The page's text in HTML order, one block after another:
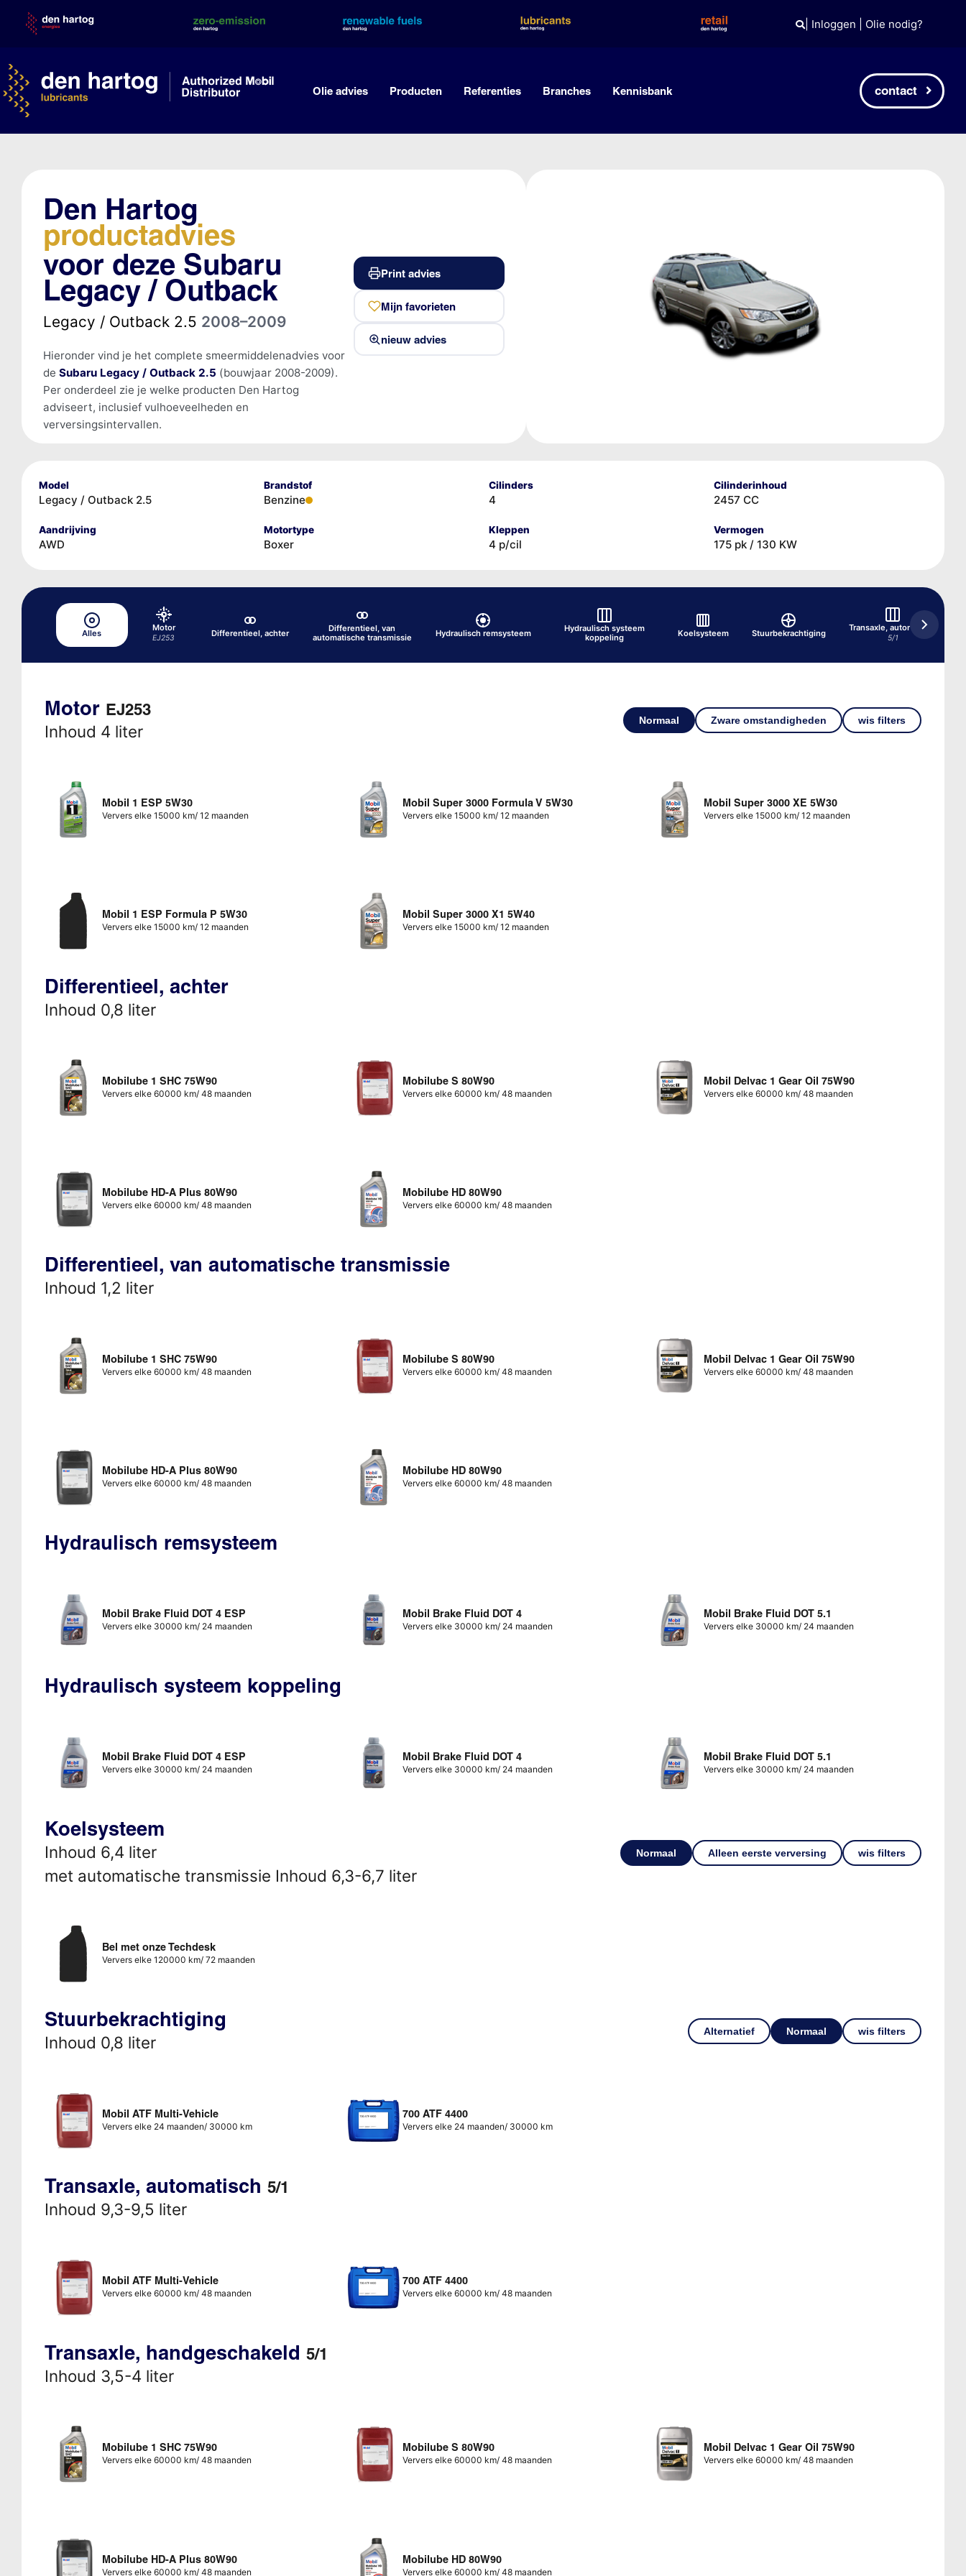
content
| Inloggen Olie nodig?
Olie advies Producten Referenties Branches Kennisbank contact
Den Hartog
productadvies
voor deze Subaru
Legacy / Outback
Legacy / Outback 2.5 2008–2009
Hieronder vind je het complete smeermiddelenadvies voor
de Subaru Legacy / Outback 2.5 (bouwjaar 2008-2009).
Per onderdeel zie je welke producten Den Hartog
adviseert, inclusief vulhoeveelheden en
verversingsintervallen.
Print advies
Mijn favorieten
nieuw advies
Model
Legacy / Outback 2.5
Brandstof
Benzine
Cilinders
4
Cilinderinhoud
2457 CC
Aandrijving
AWD
Motortype
Boxer
Kleppen
4 p/cil
Vermogen
175 pk / 130 KW
Alles
Motor
EJ253 Differentieel, achter
Differentieel, van
automatische transmissie
Hydraulisch remsysteem
Hydraulisch systeem
koppeling
Koelsysteem Stuurbekrachtiging
Transaxle, automatisch
5/1
Motor EJ253
Inhoud 4 liter
Normaal Zware omstandigheden wis filters
Mobil 1 ESP 5W30
Ververs elke 15000 km/ 12 maanden
Mobil Super 3000 Formula V 5W30
Ververs elke 15000 km/ 12 maanden
Mobil Super 3000 XE 5W30
Ververs elke 15000 km/ 12 maanden
Mobil 1 ESP Formula P 5W30
Ververs elke 15000 km/ 12 maanden
Mobil Super 3000 X1 5W40
Ververs elke 15000 km/ 12 maanden
Differentieel, achter
Inhoud 0,8 liter
Mobilube 1 SHC 75W90
Ververs elke 60000 km/ 48 maanden
Mobilube S 80W90
Ververs elke 60000 km/ 48 maanden
Mobil Delvac 1 Gear Oil 75W90
Ververs elke 60000 km/ 48 maanden
Mobilube HD-A Plus 80W90
Ververs elke 60000 km/ 48 maanden
Mobilube HD 80W90
Ververs elke 60000 km/ 48 maanden
Differentieel, van automatische transmissie
Inhoud 1,2 liter
Mobilube 1 SHC 75W90
Ververs elke 60000 km/ 48 maanden
Mobilube S 80W90
Ververs elke 60000 km/ 48 maanden
Mobil Delvac 1 Gear Oil 75W90
Ververs elke 60000 km/ 48 maanden
Mobilube HD-A Plus 80W90
Ververs elke 60000 km/ 48 maanden
Mobilube HD 80W90
Ververs elke 60000 km/ 48 maanden
Hydraulisch remsysteem
Mobil Brake Fluid DOT 4 ESP
Ververs elke 30000 km/ 24 maanden
Mobil Brake Fluid DOT 4
Ververs elke 30000 km/ 24 maanden
Mobil Brake Fluid DOT 5.1
Ververs elke 30000 km/ 24 maanden
Hydraulisch systeem koppeling
Mobil Brake Fluid DOT 4 ESP
Ververs elke 30000 km/ 24 maanden
Mobil Brake Fluid DOT 4
Ververs elke 30000 km/ 24 maanden
Mobil Brake Fluid DOT 5.1
Ververs elke 30000 km/ 24 maanden
Koelsysteem
Inhoud 6,4 liter
met automatische transmissie Inhoud 6,3-6,7 liter
Normaal Alleen eerste verversing wis filters
Bel met onze Techdesk
Ververs elke 120000 km/ 72 maanden
Stuurbekrachtiging
Inhoud 0,8 liter
Alternatief Normaal wis filters
Mobil ATF Multi-Vehicle
Ververs elke 24 maanden/ 30000 km
700 ATF 4400
Ververs elke 24 maanden/ 30000 km
Transaxle, automatisch 5/1
Inhoud 9,3-9,5 liter
Mobil ATF Multi-Vehicle
Ververs elke 60000 km/ 48 maanden
700 ATF 4400
Ververs elke 60000 km/ 48 maanden
Transaxle, handgeschakeld 5/1
Inhoud 3,5-4 liter
Mobilube 1 SHC 75W90
Ververs elke 60000 km/ 48 maanden
Mobilube S 80W90
Ververs elke 60000 km/ 48 maanden
Mobil Delvac 1 Gear Oil 75W90
Ververs elke 60000 km/ 48 maanden
Mobilube HD-A Plus 80W90
Ververs elke 60000 km/ 48 maanden
Mobilube HD 80W90
Ververs elke 60000 km/ 48 maanden